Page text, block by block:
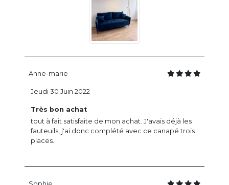
Anne-marie
Très bon achat
tout à fait satisfaite de mon achat. J'avais déjà les
fauteuils, j'ai donc complété avec ce canapé trois
places.
Jeudi 30 Juin 2022